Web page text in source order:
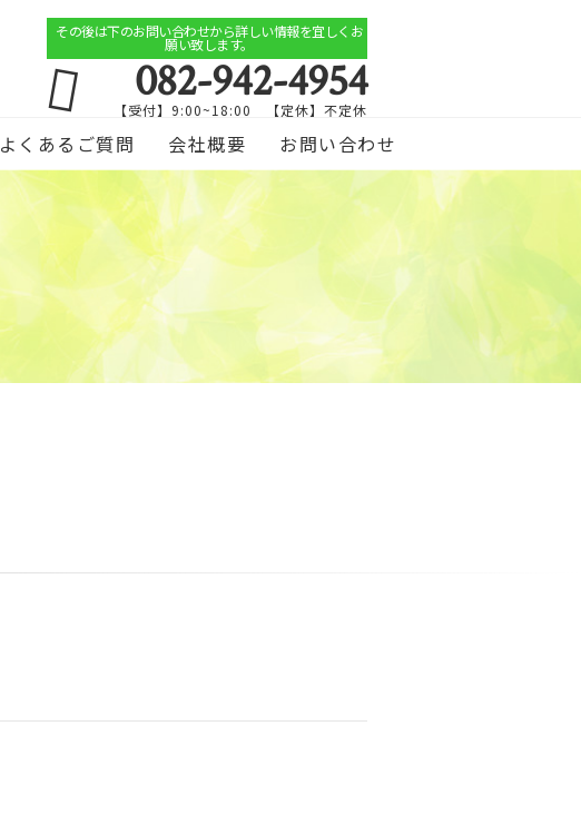
その後は下のお問い合わせから詳しい情報を宜しくお
願い致します。
082-942-4954
【受付】9:00~18:00 【定休】不定休
よくあるご質問 会社概要 お問い合わせ